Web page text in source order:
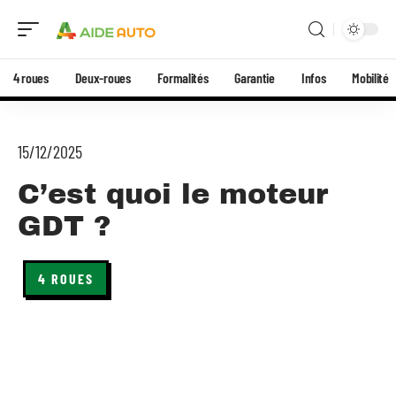
4 roues Deux-roues Formalités Garantie Infos Mobilité
15/12/2025
C’est quoi le moteur
GDT ?
4 ROUES